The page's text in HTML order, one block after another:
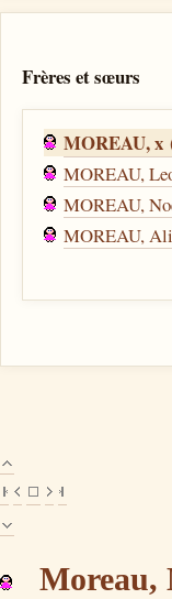
Frères et sœurs
MOREAU, x
MOREAU,
MOREAU,
MOREAU,
Moreau,